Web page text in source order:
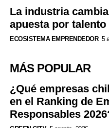
La industria
apuesta por
ECOSISTEMA EMPRENDEDOR 5
MÁS POPULAR
¿Qué empresas
en el Ranking de
Responsables